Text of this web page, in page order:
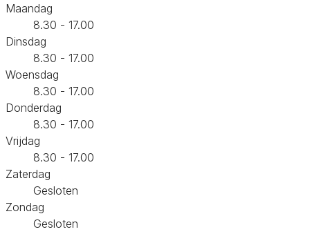
Maandag
8.30 - 17.00
Dinsdag
8.30 - 17.00
Woensdag
8.30 - 17.00
Donderdag
8.30 - 17.00
Vrijdag
8.30 - 17.00
Zaterdag
Gesloten
Zondag
Gesloten